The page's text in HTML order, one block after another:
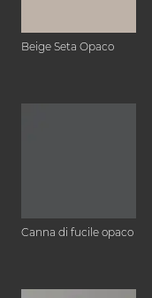
Beige Seta Opaco
Canna di fucile opaco